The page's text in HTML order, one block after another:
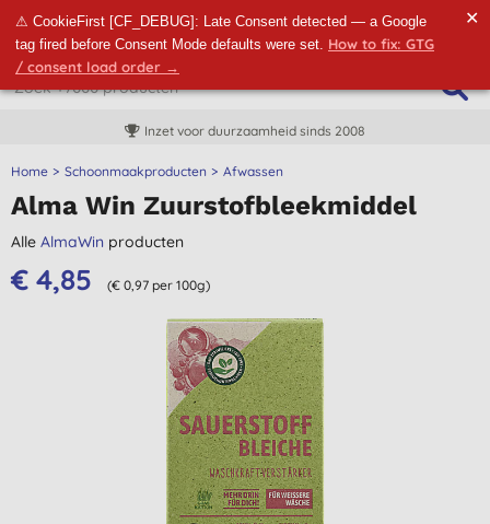
⚠ CookieFirst [CF_DEBUG]: Late Consent detected — a Google
tag fired before Consent Mode defaults were set. How to fix: GTG
/ consent load order →
✕
Inzet voor duurzaamheid sinds 2008
Home Schoonmaakproducten Afwassen
Alma Win Zuurstofbleekmiddel
Alle AlmaWin producten
€ 4,85 (€ 0,97 per 100g)